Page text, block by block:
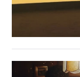
prêmio, a ex-aluna
apoio do programa
comédia romântica
apaixonam em
Alemanha/Síria,
consolidando o
formação de novos